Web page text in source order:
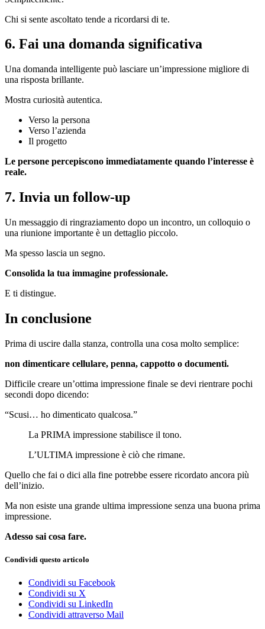
Chi si sente ascoltato tende a ricordarsi di te.
6. Fai una domanda significativa
Una domanda intelligente può lasciare un’impressione migliore di
una risposta brillante.
Mostra curiosità autentica.
Verso la persona
Verso l’azienda
Il progetto
Le persone percepiscono immediatamente quando l’interesse è
reale.
7. Invia un follow-up
Un messaggio di ringraziamento dopo un incontro, un colloquio o
una riunione importante è un dettaglio piccolo.
Ma spesso lascia un segno.
Consolida la tua immagine professionale.
E ti distingue.
In conclusione
Prima di uscire dalla stanza, controlla una cosa molto semplice:
non dimenticare cellulare, penna, cappotto o documenti.
Difficile creare un’ottima impressione finale se devi rientrare pochi
secondi dopo dicendo:
“Scusi… ho dimenticato qualcosa.”
La PRIMA impressione stabilisce il tono.
L’ULTIMA impressione è ciò che rimane.
Quello che fai o dici alla fine potrebbe essere ricordato ancora più
dell’inizio.
Ma non esiste una grande ultima impressione senza una buona prima
impressione.
Adesso sai cosa fare.
Condividi questo articolo
Condividi su Facebook
Condividi su X
Condividi su LinkedIn
Condividi attraverso Mail